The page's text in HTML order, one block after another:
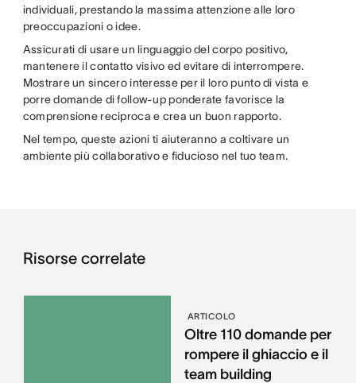
individuali, prestando la massima attenzione alle loro
preoccupazioni o idee.
Assicurati di usare un linguaggio del corpo positivo,
mantenere il contatto visivo ed evitare di interrompere.
Mostrare un sincero interesse per il loro punto di vista e
porre domande di follow-up ponderate favorisce la
comprensione reciproca e crea un buon rapporto.
Nel tempo, queste azioni ti aiuteranno a coltivare un
ambiente più collaborativo e fiducioso nel tuo team.
Risorse correlate
ARTICOLO
Oltre 110 domande per
rompere il ghiaccio e il
team building